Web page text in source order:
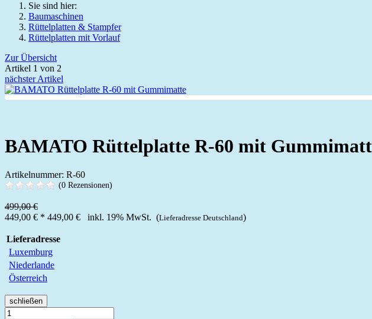
Sie sind hier:
Baumaschinen
Rüttelplatten & Stampfer
Rüttelplatten mit Vorlauf
Zur Übersicht
Artikel 1 von 2
nächster Artikel
BAMATO Rüttelplatte R-60 mit
Artikelnummer: R-60
(0 Rezensionen)
499,00 €
449,00 € * 449,00 € inkl. 19% MwSt. (Lieferadresse Deutschland)
Lieferadresse
Luxemburg
Niederlande
Österreich
schließen